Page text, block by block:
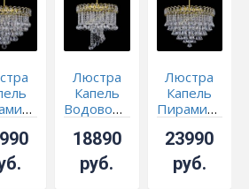
Люстра
Капель
Водоворот
бронзу
шар 40
18890
руб.
Люстра
Капель
Пирамида
подвесом
под
бронзу
23990
руб.